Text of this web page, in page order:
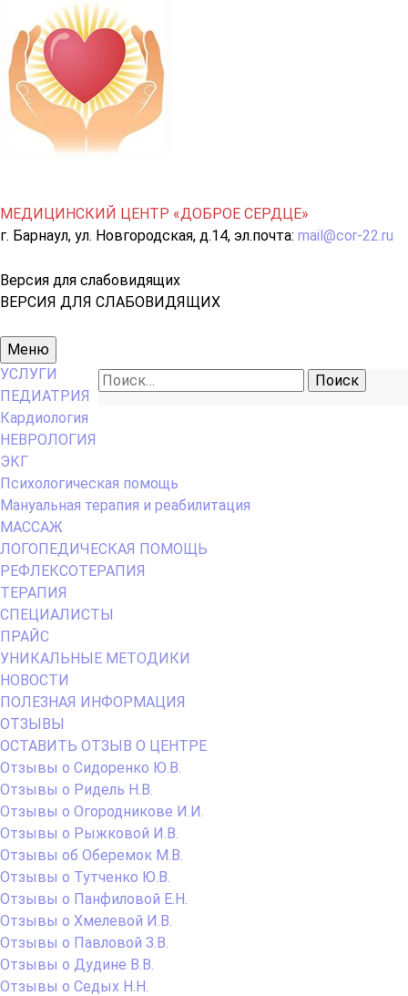
МЕДИЦИНСКИЙ ЦЕНТР «ДОБРОЕ СЕРДЦЕ»
г. Барнаул, ул. Новгородская, д.14, эл.почта: mail@cor-22.ru
Версия для слабовидящих
ВЕРСИЯ ДЛЯ СЛАБОВИДЯЩИХ
Основное
меню
Меню
Найти:
УСЛУГИ
ПЕДИАТРИЯ
Кардиология
НЕВРОЛОГИЯ
ЭКГ
Психологическая помощь
Мануальная терапия и реабилитация
МАССАЖ
ЛОГОПЕДИЧЕСКАЯ ПОМОЩЬ
РЕФЛЕКСОТЕРАПИЯ
ТЕРАПИЯ
СПЕЦИАЛИСТЫ
ПРАЙС
УНИКАЛЬНЫЕ МЕТОДИКИ
НОВОСТИ
ПОЛЕЗНАЯ ИНФОРМАЦИЯ
ОТЗЫВЫ
ОСТАВИТЬ ОТЗЫВ О ЦЕНТРЕ
Отзывы о Сидоренко Ю.В.
Отзывы о Ридель Н.В.
Отзывы о Огородникове И.И.
Отзывы о Рыжковой И.В.
Отзывы об Оберемок М.В.
Отзывы о Тутченко Ю.В.
Отзывы о Панфиловой Е.Н.
Отзывы о Хмелевой И.В.
Отзывы о Павловой З.В.
Отзывы о Дудине В.В.
Отзывы о Седых Н.Н.